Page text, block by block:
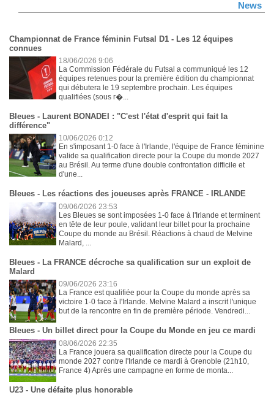
News
Championnat de France féminin Futsal D1 - Les 12 équipes
connues
18/06/2026 9:06
La Commission Fédérale du Futsal a communiqué les 12
équipes retenues pour la première édition du championnat
qui débutera le 19 septembre prochain. Les équipes
qualifiées (sous r�...
Bleues - Laurent BONADEI : "C'est l'état d'esprit qui fait la
différence"
10/06/2026 0:12
En s'imposant 1-0 face à l'Irlande, l'équipe de France féminine
valide sa qualification directe pour la Coupe du monde 2027
au Brésil. Au terme d'une double confrontation difficile et
d'une...
Bleues - Les réactions des joueuses après FRANCE - IRLANDE
09/06/2026 23:53
Les Bleues se sont imposées 1-0 face à l'Irlande et terminent
en tête de leur poule, validant leur billet pour la prochaine
Coupe du monde au Brésil. Réactions à chaud de Melvine
Malard, ...
Bleues - La FRANCE décroche sa qualification sur un exploit de
Malard
09/06/2026 23:16
La France est qualifiée pour la Coupe du monde après sa
victoire 1-0 face à l'Irlande. Melvine Malard a inscrit l'unique
but de la rencontre en fin de première période. Vendredi...
Bleues - Un billet direct pour la Coupe du Monde en jeu ce mardi
08/06/2026 22:35
La France jouera sa qualification directe pour la Coupe du
monde 2027 contre l'Irlande ce mardi à Grenoble (21h10,
France 4) Après une campagne en forme de monta...
U23 - Une défaite plus honorable